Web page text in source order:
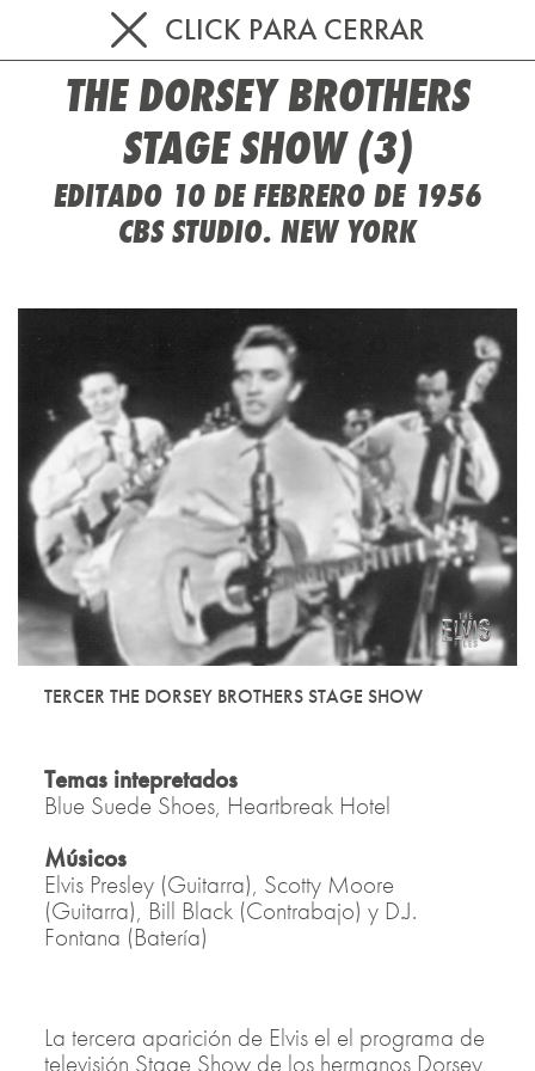
CLICK PARA CERRAR
THE DORSEY BROTHERS
STAGE SHOW (3)
EDITADO 10 DE FEBRERO DE 1956
CBS STUDIO. NEW YORK
TERCER THE DORSEY BROTHERS STAGE SHOW
Temas intepretados
Blue Suede Shoes, Heartbreak Hotel
Músicos
Elvis Presley (Guitarra), Scotty Moore
(Guitarra), Bill Black (Contrabajo) y D.J.
Fontana (Batería)
La tercera aparición de Elvis el el programa de
televisión Stage Show de los hermanos Dorsey